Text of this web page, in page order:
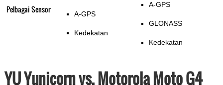
Pelbagai Sensor A-GPS
Kedekatan
A-GPS
GLONASS
Kedekatan
YU Yunicorn vs. Motorola Moto G4